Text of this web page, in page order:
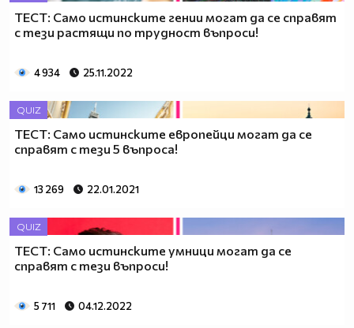
ТЕСТ: Само истинските гении могат да се справят
с тези растящи по трудност въпроси!
4 934 25.11.2022
QUIZ
ТЕСТ: Само истинските европейци могат да се
справят с тези 5 въпроса!
13 269 22.01.2021
QUIZ
ТЕСТ: Само истинските умници могат да се
справят с тези въпроси!
5 711 04.12.2022